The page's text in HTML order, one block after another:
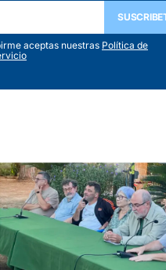
aceptas nuestras Política de